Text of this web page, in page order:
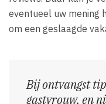
eventueel uw mening
om een geslaagde
Bij ontvangst
gastvrouw, en